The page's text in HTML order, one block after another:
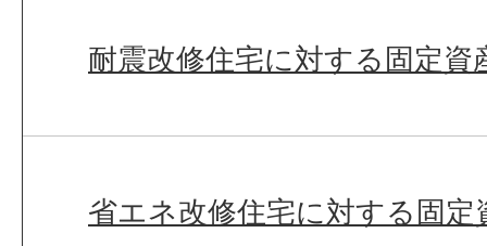
耐震改修住宅に対する固定資
省エネ改修住宅に対する固定